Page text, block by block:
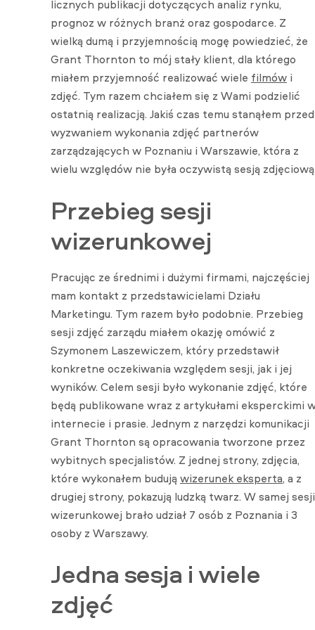
licznych publikacji dotyczących analiz rynku,
prognoz w różnych branż oraz gospodarce. Z
wielką dumą i przyjemnością mogę powiedzieć, że
Grant Thornton to mój stały klient, dla którego
miałem przyjemność realizować wiele filmów i
zdjęć. Tym razem chciałem się z Wami podzielić
ostatnią realizacją. Jakiś czas temu stanąłem przed
wyzwaniem wykonania zdjęć partnerów
zarządzających w Poznaniu i Warszawie, która z
wielu względów nie była oczywistą sesją
Przebieg sesji
wizerunkowej
Pracując ze średnimi i dużymi firmami, najczęściej
mam kontakt z przedstawicielami Działu
Marketingu. Tym razem było podobnie. Przebieg
sesji zdjęć zarządu miałem okazję omówić z
Szymonem Laszewiczem, który przedstawił
konkretne oczekiwania względem sesji, jak i jej
wyników. Celem sesji było wykonanie zdjęć, które
będą publikowane wraz z artykułami eksperckimi
internecie i prasie. Jednym z narzędzi komunikacji
Grant Thornton są opracowania tworzone przez
wybitnych specjalistów. Z jednej strony, zdjęcia,
które wykonałem budują wizerunek eksperta, a z
drugiej strony, pokazują ludzką twarz. W samej sesji
wizerunkowej brało udział 7 osób z Poznania i 3
osoby z Warszawy.
Jedna sesja i wiele
zdjęć